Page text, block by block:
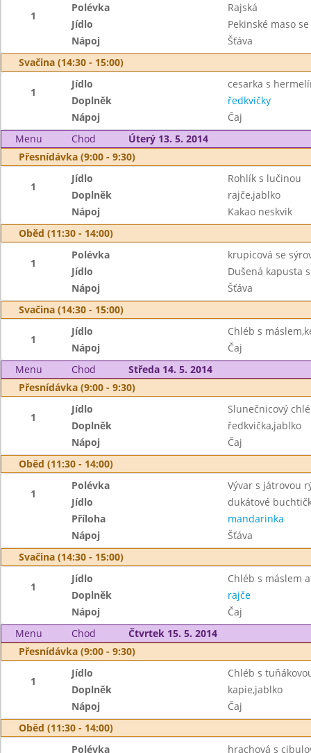
1
Polévka
Rajská
Jídlo
Pekinské maso
Nápoj
Šťáva
Svačina (14:30 - 15:00)
1
Jídlo
cesarka s
Doplněk
ředkvičky
Nápoj
Čaj
Menu
Chod
Úterý 13. 5. 2014
Přesnídávka (9:00 - 9:30)
1
Jídlo
Rohlík s lučinou
Doplněk
rajče,jablko
Nápoj
Kakao neskvik
Oběd (11:30 - 14:00)
1
Polévka
krupicová se
Jídlo
Dušená kapusta
Nápoj
Šťáva
Svačina (14:30 - 15:00)
1
Jídlo
Chléb s
Nápoj
Čaj
Menu
Chod
Středa 14. 5. 2014
Přesnídávka (9:00 - 9:30)
1
Jídlo
Slunečnicový
Doplněk
ředkvička,jablko
Nápoj
Čaj
Oběd (11:30 - 14:00)
1
Polévka
Vývar s játrovou
Jídlo
dukátové
Příloha
mandarinka
Nápoj
Šťáva
Svačina (14:30 - 15:00)
1
Jídlo
Chléb s máslem
Doplněk
rajče
Nápoj
Čaj
Menu
Chod
Čtvrtek 15. 5. 2014
Přesnídávka (9:00 - 9:30)
1
Jídlo
Chléb s
Doplněk
kapie,jablko
Nápoj
Čaj
Oběd (11:30 - 14:00)
Polévka hrachová s